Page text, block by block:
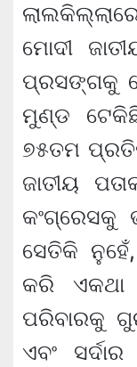
ମୋଦୀ
ପ୍ରସଙ୍ଗକୁ
ମୁଣ୍ଡ
୭୫ତମ
ଜାତୀୟ
କଂଗ୍ରେସକୁ
ସେତିକି
କରି
ପରିବାରକୁ
ଏବଂ